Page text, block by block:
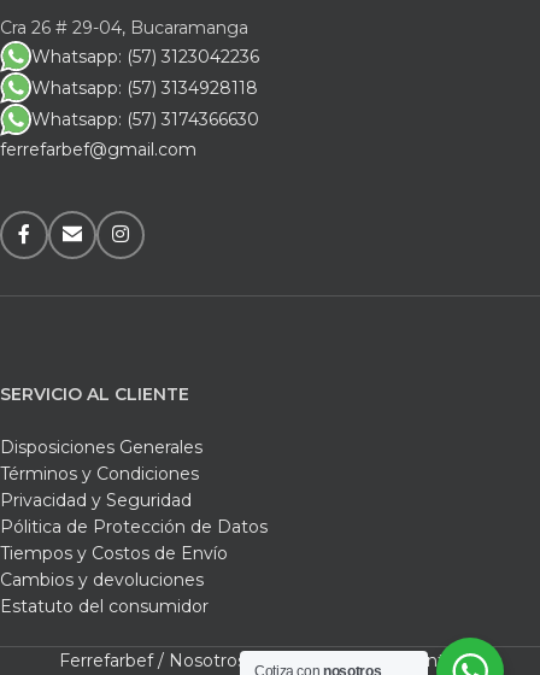
Cra 26 # 29-04, Bucaramanga
Whatsapp: (57) 3123042236
Whatsapp: (57) 3134928118
Whatsapp: (57) 3174366630
ferrefarbef@gmail.com
SERVICIO AL CLIENTE
Disposiciones Generales
Términos y Condiciones
Privacidad y Seguridad
Pólitica de Protección de Datos
Tiempos y Costos de Envío
Cambios y devoluciones
Estatuto del consumidor
Ferrefarbef / Nosotros / Contacto
Cotiza connosotros